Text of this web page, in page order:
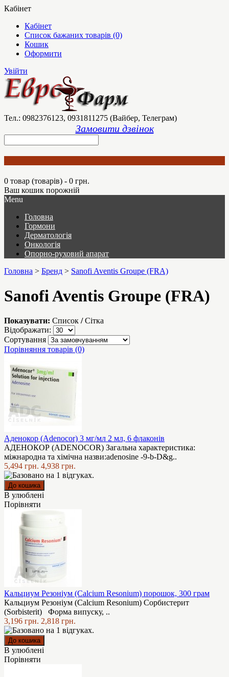
Кабінет
Кабінет
Список бажаних товарів (0)
Кошик
Оформити
Увійти
Тел.: 0982376123, 0931811275 (Вайбер, Телеграм)
Замовити дзвінок
0 товар (товарів) - 0 грн.
Ваш кошик порожній
Menu
Головна
Гормони
Дерматологія
Онкологія
Опорно-руховий апарат
Головна > Бренд > Sanofi Aventis Groupe (FRA)
Sanofi Aventis Groupe (FRA)
Показувати: Список / Сітка
Відображати:
Сортування
Порівняння товарів (0)
Аденокор (Adenocor) 3 мг/мл 2 мл, 6 флаконів
АДЕНОКОР (АDЕNОСОR) Загальна характеристика:
міжнародна та хімічна назви:adenosine -9-b-D&g..
5,494 грн. 4,938 грн.
В улюблені
Порівняти
Кальциум Резоніум (Calcium Resonium) порошок, 300 грам
Кальциум Резоніум (Calcium Resonium) Сорбистерит
(Sorbisterit) Форма випуску, ..
3,196 грн. 2,818 грн.
В улюблені
Порівняти